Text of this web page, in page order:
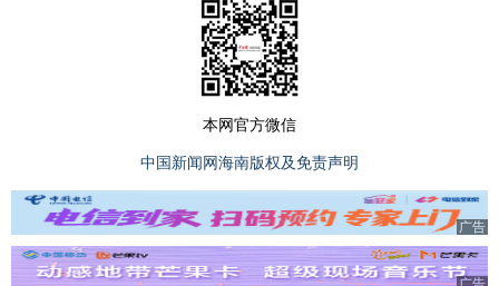
本网官方微信
中国新闻网海南版权及免责声明
广告